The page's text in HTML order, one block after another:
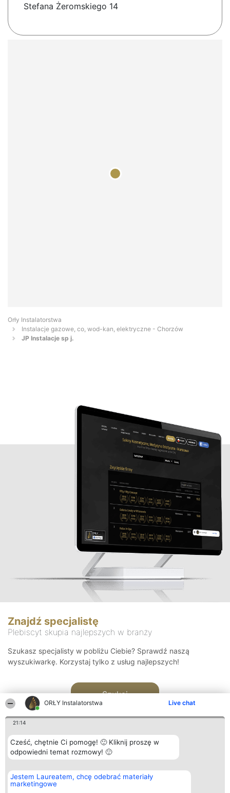
ORŁY Instalatorstwa Live chat
21:14
Cześć, chętnie Ci pomogę! 🙂 Kliknij proszę w
odpowiedni temat rozmowy! 🙂
Jestem Laureatem, chcę odebrać materiały
marketingowe
Stefana Żeromskiego 14
Orły Instalatorstwa
Instalacje gazowe, co, wod-kan, elektryczne - Chorzów
JP Instalacje sp j.
Znajdź specjalistę
Plebiscyt skupia najlepszych w branży
Szukasz specjalisty w pobliżu Ciebie? Sprawdź naszą
wyszukiwarkę. Korzystaj tylko z usług najlepszych!
Szukaj
Organizator plebiscytu
Bright Side Solutions sp. z o.
o. sp. k.
Plebiscyt
Laureaci
Kontakt
Kontakt